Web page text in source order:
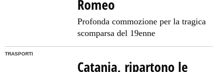
Romeo
Profonda commozione per la tragica
scomparsa del 19enne
TRASPORTI
Catania, ripartono le